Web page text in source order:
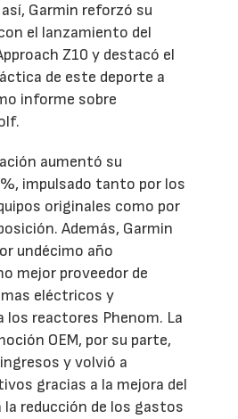
Garmin reforzó su
el lanzamiento del
Z10 y destacó el
de este deporte a
informe sobre
aumentó su
impulsado tanto por los
originales como por
Además, Garmin
undécimo año
mejor proveedor de
eléctricos y
los reactores Phenom. La
OEM, por su parte,
y volvió a
gracias a la mejora del
reducción de los gastos